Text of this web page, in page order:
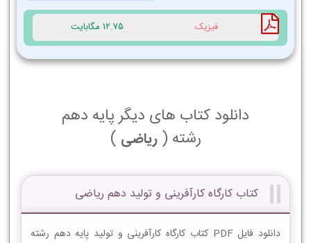
فیزیک 12.75 مگابایت
دانلود کتاب های دیگر پایه دهم
رشته (ریاضی )
کتاب کارگاه کارآفرینی و تولید دهم ریاضی
دانلود فایل PDF کتاب کارگاه کارآفرینی و تولید پایه دهم رشته